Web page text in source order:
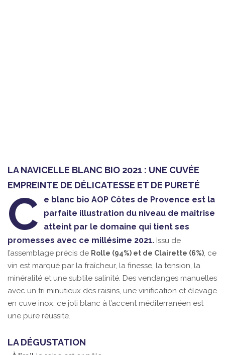
LA NAVICELLE BLANC BIO 2021 : UNE CUVÉE
EMPREINTE DE DÉLICATESSE ET DE PURETÉ
C
e blanc bio AOP Côtes de Provence est la
parfaite illustration du niveau de maitrise
atteint par le domaine qui tient ses
promesses avec ce millésime 2021. Issu de
l’assemblage précis de Rolle (94%) et de Clairette (6%), ce
vin est marqué par la fraîcheur, la finesse, la tension, la
minéralité et une subtile salinité. Des vendanges manuelles
avec un tri minutieux des raisins, une vinification et élevage
en cuve inox, ce joli blanc à l’accent méditerranéen est
une pure réussite.
LA DÉGUSTATION